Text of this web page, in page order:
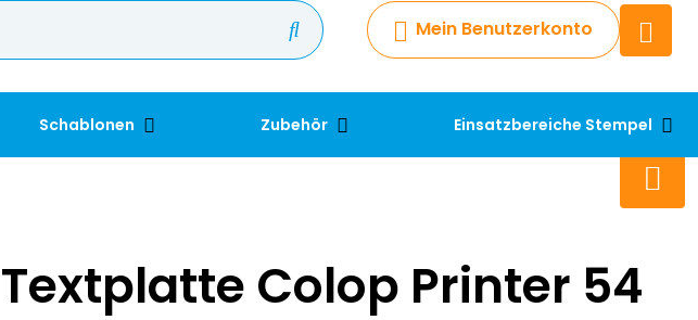
Mein Benutzerkonto
Schablonen Zubehör Einsatzbereiche Stempel
Chatbot
Chatten Sie 24/7 mit unserem
+49 2038 0480 403
Textplatte Colop Printer 54